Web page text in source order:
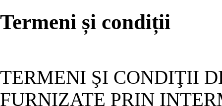
Termeni și condiții
TERMENI ŞI CONDIŢII
FURNIZATE PRIN